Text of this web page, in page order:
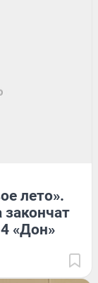
лето».
закончат
«Дон»